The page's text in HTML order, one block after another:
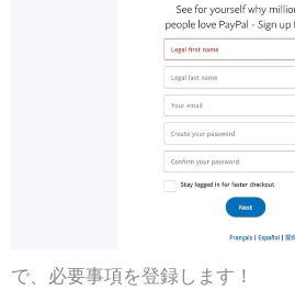
で、必要事項を登録します！